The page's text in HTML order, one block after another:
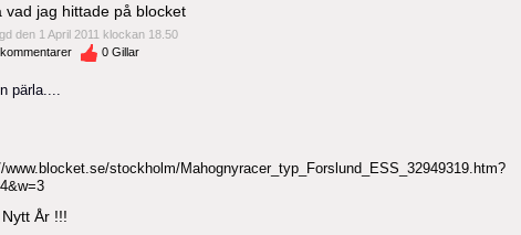
vad jag hittade på blocket
den 1 April 2011 klockan 18.50
kommentarer
0 Gillar
pärla....
www.blocket.se/stockholm/Mahognyracer_typ_Forslund_ESS_32949319.htm?
År !!!